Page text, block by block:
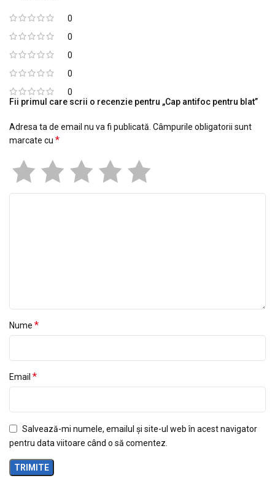
0
0
0
0
0
Fii primul care scrii o recenzie pentru „Cap antifoc pentru blat”
Adresa ta de email nu va fi publicată. Câmpurile obligatorii sunt
marcate cu *
Nume *
Email *
Salvează-mi numele, emailul și site-ul web în acest navigator
pentru data viitoare când o să comentez.